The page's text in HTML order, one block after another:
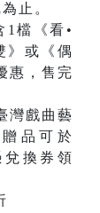
止。
檔《看•
或《偶
惠，售完
灣戲曲藝
品可於
換券領